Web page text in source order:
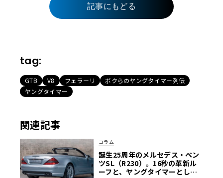
記事にもどる
tag:
GTB V8 フェラーリ
ボクらのヤングタイマー列伝
ヤングタイマー
関連記事
コラム
誕生25周年のメルセデス・ベン
ツSL（R230）。16秒の革新ル
ーフと、ヤングタイマーとして